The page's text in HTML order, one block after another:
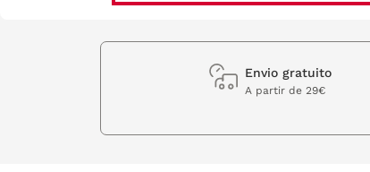
Envio gratuito
A partir de 29€